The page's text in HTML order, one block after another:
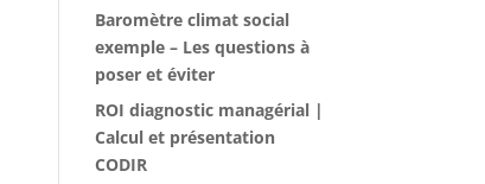
Baromètre climat social
exemple – Les questions à
poser et éviter
ROI diagnostic managérial |
Calcul et présentation
CODIR